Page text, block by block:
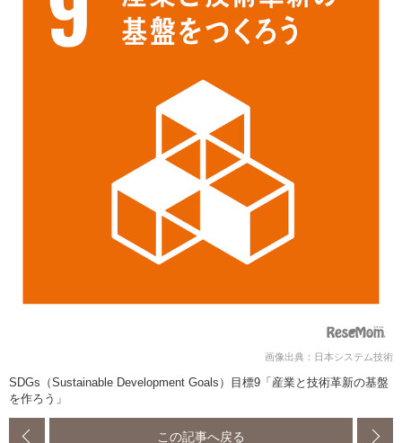
画像出典：日本システム技術
SDGs（Sustainable Development Goals）目標9「産業と技術革新の基盤
を作ろう」
この記事へ戻る